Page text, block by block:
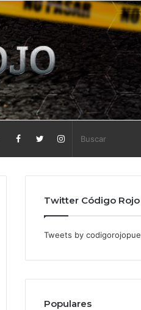
Twitter Código Rojo
Tweets by codigorojopue
Populares